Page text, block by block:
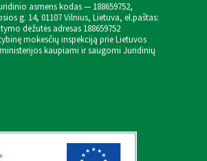
asmens kodas — 188659752,
g. 14, 01107 Vilnius, Lietuva, el.paštas:
dėžutės adresas 188659752
mokesčių inspekciją prie Lietuvos
kaupiami ir saugomi Juridinių